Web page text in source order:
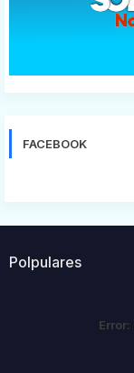
FACEBOOK
Polpulares
Error: